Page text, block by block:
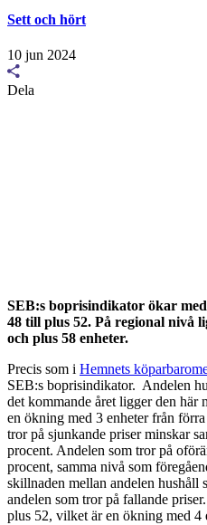
Sett och hört
10 jun 2024
Dela
SEB:s boprisindikator ökar
48 till plus 52. På regional nivå
och plus 58 enheter.
Precis som i Hemnets
SEB:s boprisindikator. Andelen
det kommande året ligger den här
en ökning med 3 enheter från
tror på sjunkande priser minskar
procent. Andelen som tror på
procent, samma nivå som
skillnaden mellan andelen hushåll
andelen som tror på fallande
plus 52, vilket är en ökning med 4